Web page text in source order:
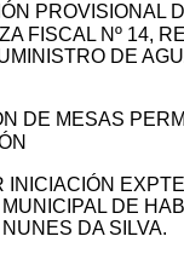
PROVISIONAL
FISCAL Nº 14,
DE
DE MESAS
INICIACIÓN
DE
DA SILVA.